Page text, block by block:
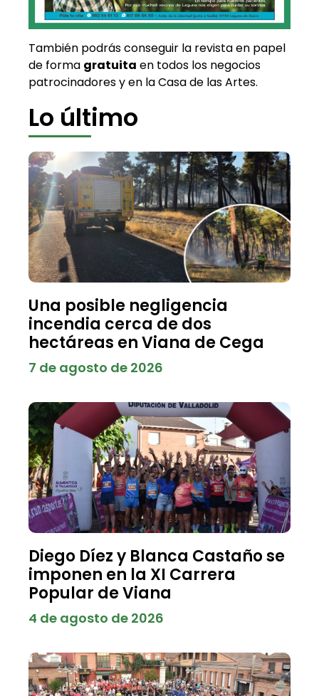
También podrás conseguir la revista en papel
de forma gratuita en todos los negocios
patrocinadores y en la Casa de las Artes.
Lo último
Una posible negligencia
incendia cerca de dos
hectáreas en Viana de Cega
7 de agosto de 2026
Diego Díez y Blanca Castaño se
imponen en la XI Carrera
Popular de Viana
4 de agosto de 2026